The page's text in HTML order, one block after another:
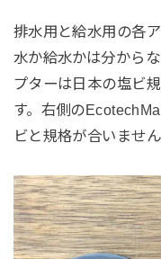
排水用と給水用の各
水か給水かは分から
プターは日本の塩ビ
す。右側の
ビと規格が合いません